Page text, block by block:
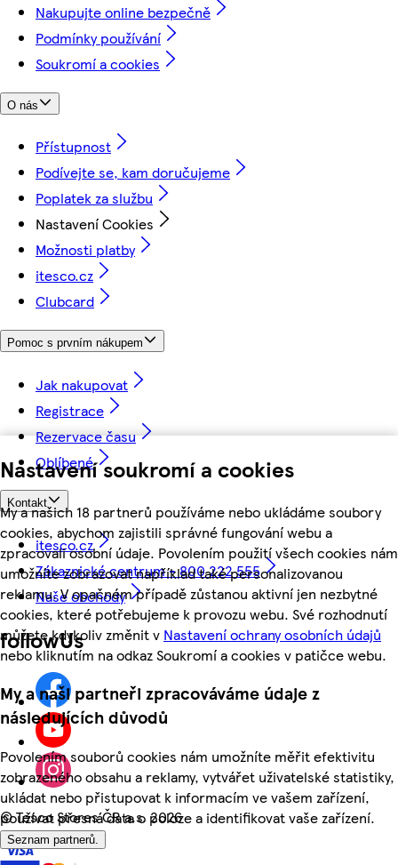
Nastavení soukromí a cookies
My a našich 18 partnerů používáme nebo ukládáme soubory
cookies, abychom zajistili správné fungování webu a
zpracovali osobní údaje. Povolením použití všech cookies nám
umožníte zobrazovat například také personalizovanou
reklamu. V opačném případě zůstanou aktivní jen nezbytné
cookies, které potřebujeme k provozu webu. Své rozhodnutí
můžete kdykoliv změnit v Nastavení ochrany osobních údajů
nebo kliknutím na odkaz Soukromí a cookies v patičce webu.
My a naši partneři zpracováváme údaje z
následujících důvodů
Povolením souborů cookies nám umožníte měřit efektivitu
zobrazeného obsahu a reklamy, vytvářet uživatelské statistiky,
ukládat nebo přistupovat k informacím ve vašem zařízení,
používat přesná data o poloze a identifikovat vaše zařízení.
Seznam partnerů.
Nakupujte online bezpečně
Podmínky používání
Soukromí a cookies
O nás
Přístupnost
Podívejte se, kam doručujeme
Poplatek za službu
Nastavení Cookies
Možnosti platby
itesco.cz
Clubcard
Pomoc s prvním nákupem
Jak nakupovat
Registrace
Rezervace času
Oblíbené
Kontakt
itesco.cz
Zákaznické centrum - 800 222 555
Naše obchody
followUs
©Tesco Stores ČR a.s. 2026